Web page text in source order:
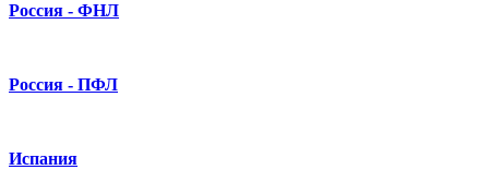
Россия - ФНЛ
Россия - ПФЛ
Испания